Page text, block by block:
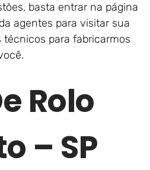
basta entrar na página
agentes para visitar sua
técnicos para fabricarmos
Rolo
– SP